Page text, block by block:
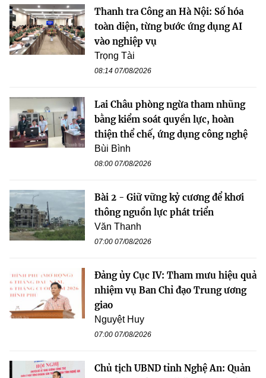
Thanh tra Công an Hà Nội: Số hóa
toàn diện, từng bước ứng dụng AI
vào nghiệp vụ
Trọng Tài
08:14 07/08/2026
Lai Châu phòng ngừa tham nhũng
bằng kiểm soát quyền lực, hoàn
thiện thể chế, ứng dụng công nghệ
Bùi Bình
08:00 07/08/2026
Bài 2 - Giữ vững kỷ cương để khơi
thông nguồn lực phát triển
Văn Thanh
07:00 07/08/2026
Đảng ủy Cục IV: Tham mưu hiệu quả
nhiệm vụ Ban Chỉ đạo Trung ương
giao
Nguyệt Huy
07:00 07/08/2026
Chủ tịch UBND tỉnh Nghệ An: Quản